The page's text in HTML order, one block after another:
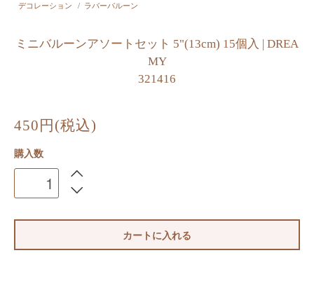
デコレーション / ラバーバルーン
ミニバルーンアソートセット 5"(13cm) 15個入 | DREA
MY
321416
450円(税込)
購入数
カートに入れる